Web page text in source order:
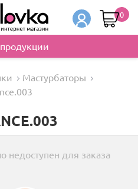
0
Мастурбаторы
недоступен для заказа